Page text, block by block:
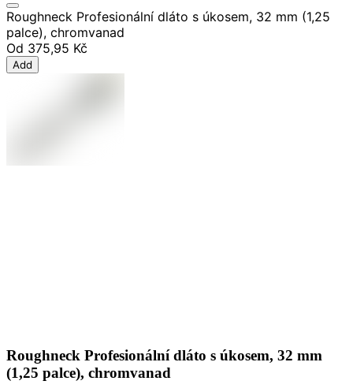
Roughneck Profesionální dláto s úkosem, 32 mm (1,25
palce), chromvanad
Od 375,95 Kč
Add
Roughneck Profesionální dláto s úkosem, 32 mm
(1,25 palce), chromvanad